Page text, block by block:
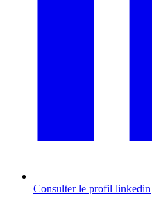
Consulter le profil linkedin